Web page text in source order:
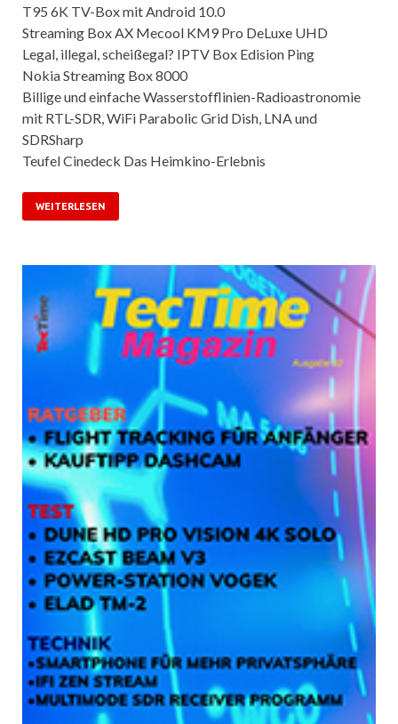
T95 6K TV-Box mit Android 10.0
Streaming Box AX Mecool KM9 Pro DeLuxe UHD
Legal, illegal, scheißegal? IPTV Box Edision Ping
Nokia Streaming Box 8000
Billige und einfache Wasserstofflinien-Radioastronomie
mit RTL-SDR, WiFi Parabolic Grid Dish, LNA und
SDRSharp
Teufel Cinedeck Das Heimkino-Erlebnis
WEITERLESEN